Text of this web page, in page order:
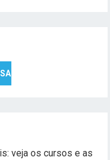
veja os cursos e as